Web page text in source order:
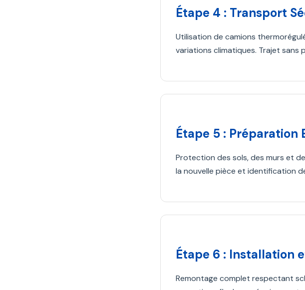
Étape 4 : Transport
Utilisation de camions
variations climatiques. Trajet
Étape 5 : Préparation
Protection des sols, des murs et
la nouvelle pièce et identification
Étape 6 : Installation
Remontage complet respectant